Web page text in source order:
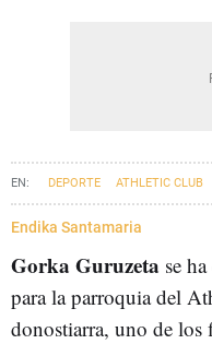
DEPORTE ATHLETIC CLUB
DEPORTES SA
Endika Santamaria
Gorka Guruzeta se
para la parroquia del
donostiarra, uno de los